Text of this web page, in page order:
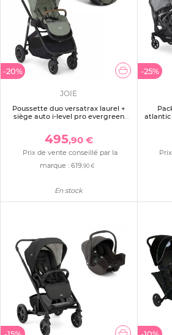
-20%
JOIE
Poussette duo versatrax laurel +
siège auto i-level pro evergreen
495,90 €
Prix de vente conseillé par la
marque :619,90 €
En stock
-25%
atlantic